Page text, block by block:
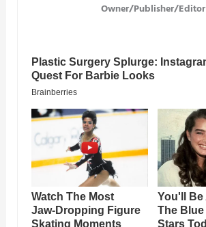
Owner/Publisher/Editor